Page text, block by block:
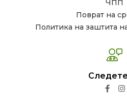
ЧПП
Поврат на
Политика на заштита